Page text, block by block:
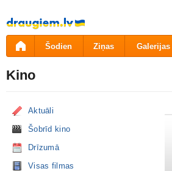
Pāriet
uz
saturu
Šodien Ziņas Galerijas
Kino
Aktuāli
Šobrīd kino
Drīzumā
Visas filmas